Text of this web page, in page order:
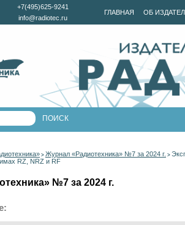
ГЛАВНАЯ ОБ
+7(495)625-9241
info@radiotec.ru
> Журнал «Радиотехника» №7 за 2024 г. >
RZ, NRZ и RF
№7 за 2024 г.